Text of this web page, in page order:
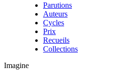
Parutions
Auteurs
Cycles
Prix
Recueils
Collections
Imagine